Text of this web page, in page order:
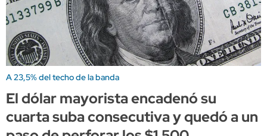
A 23,5% del techo de la banda
El dólar mayorista encadenó su
cuarta suba consecutiva y quedó a un